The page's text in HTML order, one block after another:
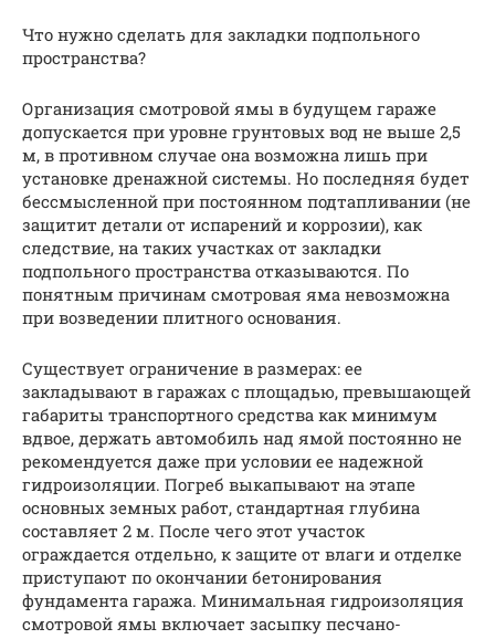
Что нужно сделать для закладки подпольного
пространства?
Организация смотровой ямы в будущем гараже
допускается при уровне грунтовых вод не выше 2,5
м, в противном случае она возможна лишь при
установке дренажной системы. Но последняя будет
бессмысленной при постоянном подтапливании (не
защитит детали от испарений и коррозии), как
следствие, на таких участках от закладки
подпольного пространства отказываются. По
понятным причинам смотровая яма невозможна
при возведении плитного основания.
Существует ограничение в размерах: ее
закладывают в гаражах с площадью, превышающей
габариты транспортного средства как минимум
вдвое, держать автомобиль над ямой постоянно не
рекомендуется даже при условии ее надежной
гидроизоляции. Погреб выкапывают на этапе
основных земных работ, стандартная глубина
составляет 2 м. После чего этот участок
ограждается отдельно, к защите от влаги и отделке
приступают по окончании бетонирования
фундамента гаража. Минимальная гидроизоляция
смотровой ямы включает засыпку песчано-